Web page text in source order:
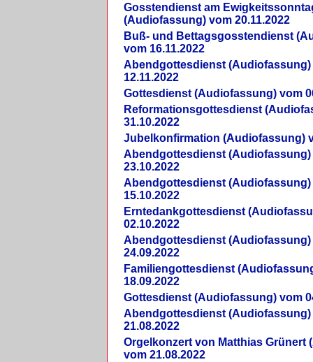
Gosstendienst am
(Audiofassung) vom 20.11.2022
Buß- und Bettagsgosstendienst
vom 16.11.2022
Abendgottesdienst (Audiofassung)
12.11.2022
Gottesdienst (Audiofassung) vom
Reformationsgottesdienst
31.10.2022
Jubelkonfirmation (Audiofassung)
Abendgottesdienst (Audiofassung)
23.10.2022
Abendgottesdienst (Audiofassung)
15.10.2022
Erntedankgottesdienst
02.10.2022
Abendgottesdienst (Audiofassung)
24.09.2022
Familiengottesdienst
18.09.2022
Gottesdienst (Audiofassung) vom
Abendgottesdienst (Audiofassung)
21.08.2022
Orgelkonzert von Matthias Grünert
vom 21.08.2022